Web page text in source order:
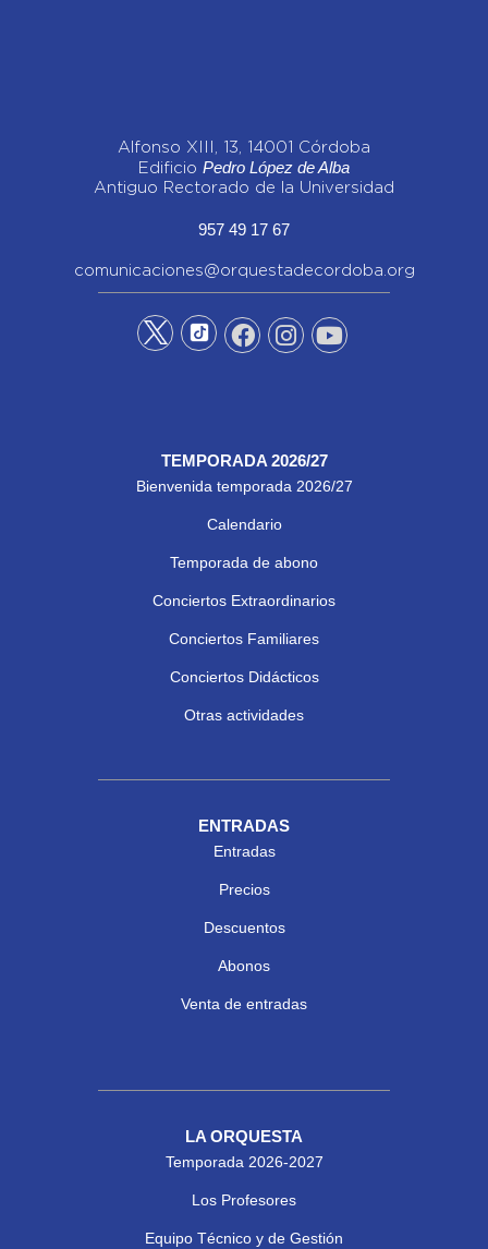
Alfonso XIII, 13, 14001 Córdoba
Edificio Pedro López de Alba
Antiguo Rectorado de la Universidad
957 49 17 67
comunicaciones@orquestadecordoba.org
TEMPORADA 2026/27
Bienvenida temporada 2026/27
Calendario
Temporada de abono
Conciertos Extraordinarios
Conciertos Familiares
Conciertos Didácticos
Otras actividades
ENTRADAS
Entradas
Precios
Descuentos
Abonos
Venta de entradas
LA ORQUESTA
Temporada 2026-2027
Los Profesores
Equipo Técnico y de Gestión